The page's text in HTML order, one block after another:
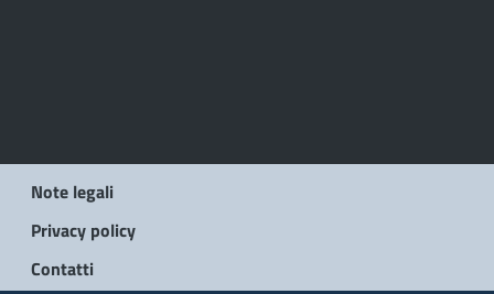
Note legali
Privacy policy
Contatti